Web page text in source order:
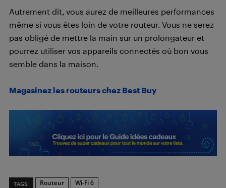
Autrement dit, vous aurez de meilleures performances
même si vous êtes loin de votre routeur. Vous ne serez
pas obligé de mettre la main sur un prolongateur et
pourrez utiliser vos appareils connectés où bon vous
semble dans la maison.
Magasinez les routeurs chez Best Buy
TAGS: Routeur Wi-Fi 6